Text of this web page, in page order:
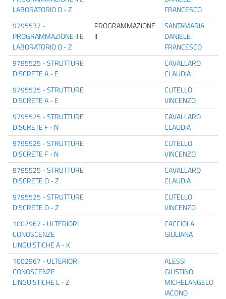
LABORATORIO O - Z
FRANCESCO
9795537 -
PROGRAMMAZIONE II E
LABORATORIO O - Z
PROGRAMMAZIONE
II
SANTAMARIA
DANIELE
FRANCESCO
9795525 - STRUTTURE
DISCRETE A - E
CAVALLARO
CLAUDIA
9795525 - STRUTTURE
DISCRETE A - E
CUTELLO
VINCENZO
9795525 - STRUTTURE
DISCRETE F - N
CAVALLARO
CLAUDIA
9795525 - STRUTTURE
DISCRETE F - N
CUTELLO
VINCENZO
9795525 - STRUTTURE
DISCRETE O - Z
CAVALLARO
CLAUDIA
9795525 - STRUTTURE
DISCRETE O - Z
CUTELLO
VINCENZO
1002967 - ULTERIORI
CONOSCENZE
LINGUISTICHE A - K
CACCIOLA
GIULIANA
1002967 - ULTERIORI
CONOSCENZE
LINGUISTICHE L - Z
ALESSI
GIUSTINO
MICHELANGELO
IACONO